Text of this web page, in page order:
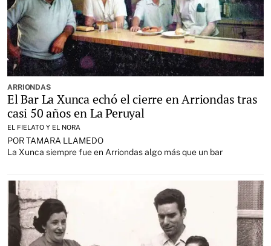
ARRIONDAS
El Bar La Xunca echó el cierre en Arriondas tras
casi 50 años en La Peruyal
EL FIELATO Y EL NORA
POR TAMARA LLAMEDO
La Xunca siempre fue en Arriondas algo más que un bar